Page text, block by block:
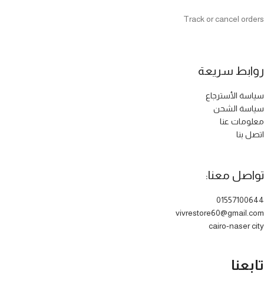
Track or cancel orders
روابط سريعة
سياسة الأسترجاع
سياسة الشحن
معلومات عنا
اتصل بنا
تواصل معنا:
01557100644
vivrestore60@gmail.com
cairo-naser city
تابعنا